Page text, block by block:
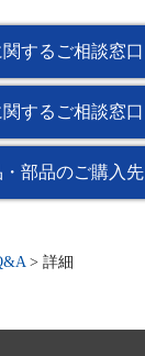
するご相談窓口
するご相談窓口
部品のご購入先
> 詳細